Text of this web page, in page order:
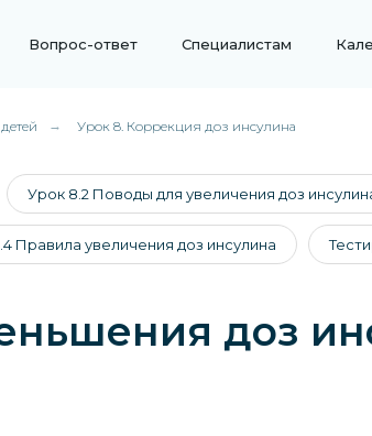
Вопрос-ответ Специалистам
→ Урок 8. Коррекция доз инсулина
Урок 8.2 Поводы для увеличения доз
Правила увеличения доз инсулина
доз